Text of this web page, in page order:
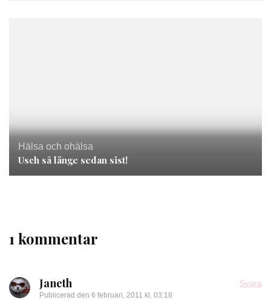
Hälsa och ohälsa
Usch så länge sedan sist!
1 kommentar
Janeth
Publicerad den 6 februari, 2011 kl. 03:18
Svara